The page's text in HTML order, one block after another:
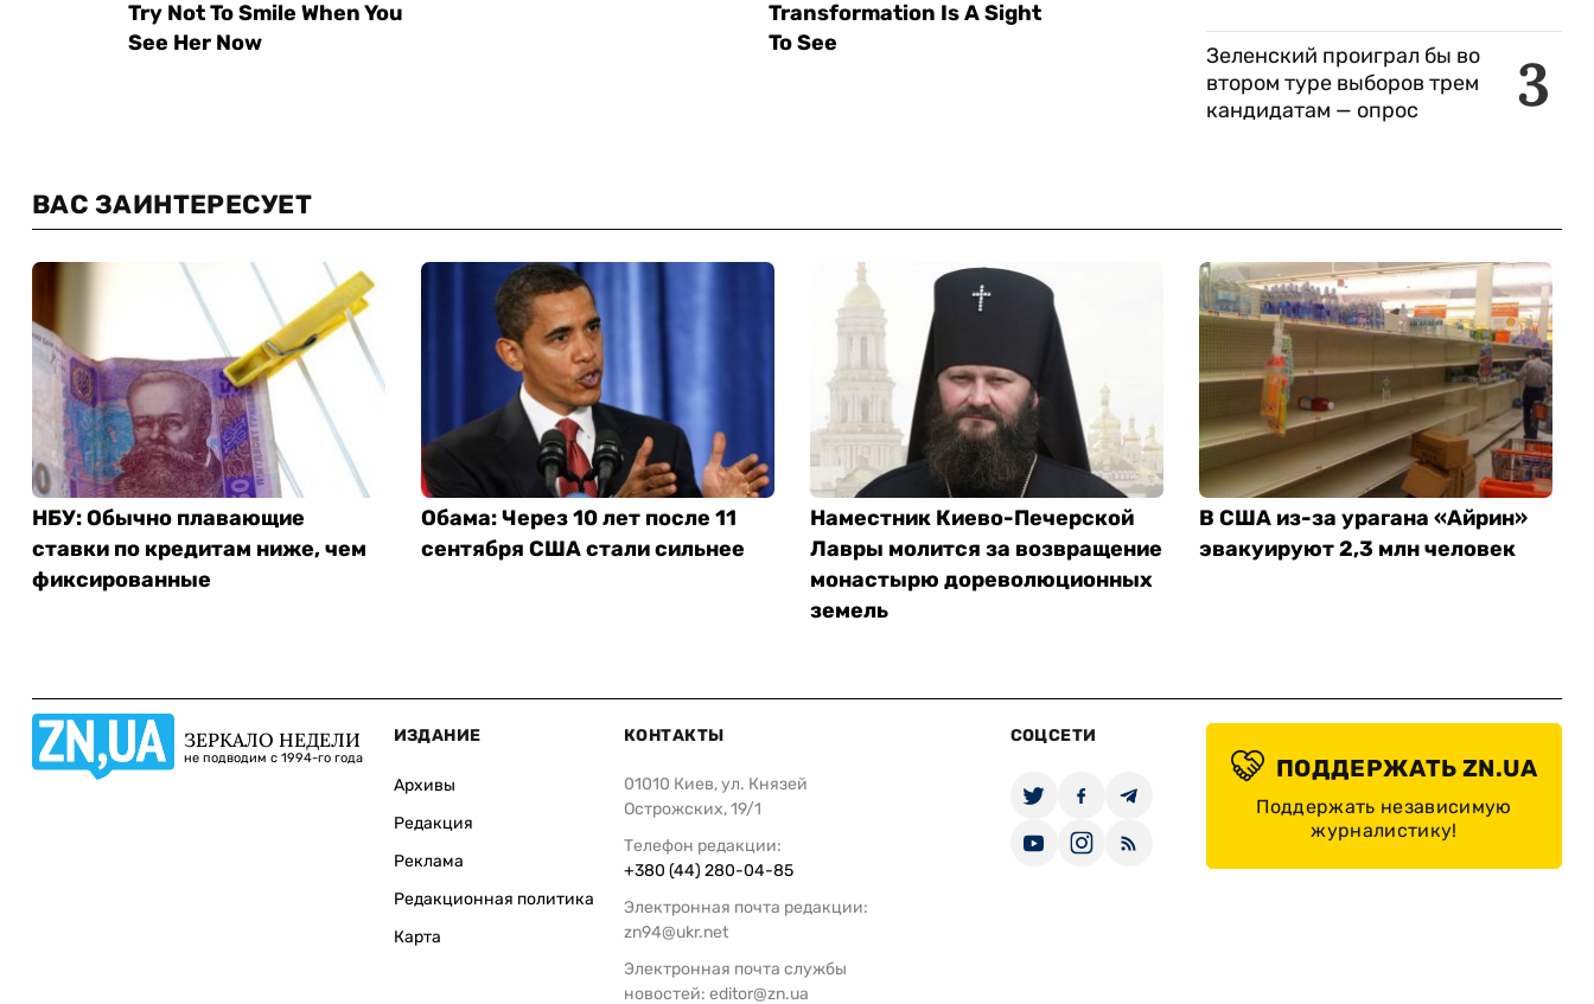
3
Зеленский проиграл бы во
втором туре выборов трем
кандидатам — опрос
ВАС ЗАИНТЕРЕСУЕТ
НБУ: Обычно плавающие
ставки по кредитам ниже, чем
фиксированные
Обама: Через 10 лет после 11
сентября США стали сильнее
Наместник Киево-Печерской
Лавры молится за возвращение
монастырю дореволюционных
земель
В США из-за урагана «Айрин»
эвакуируют 2,3 млн человек
ЗЕРКАЛО НЕДЕЛИ
не подводим с 1994-го года
ИЗДАНИЕ
Архивы
Редакция
Реклама
Редакционная политика
Карта
КОНТАКТЫ
01010 Киев, ул. Князей
Острожских, 19/1
Телефон редакции:
+380 (44) 280-04-85
Электронная почта редакции:
zn94@ukr.net
Электронная почта службы
новостей: editor@zn.ua
СОЦСЕТИ
ПОДДЕРЖАТЬ ZN.UA
Поддержать независимую
журналистику!